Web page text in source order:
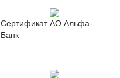
Сертификат АО Альфа-
Банк